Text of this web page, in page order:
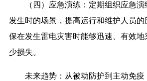
（四）应急演练：定期组织应急
发生时的场景，提高运行和维护人员
保在发生雷电灾害时能够迅速、有效
少损失。
未来趋势：从被动防护到主动免疫